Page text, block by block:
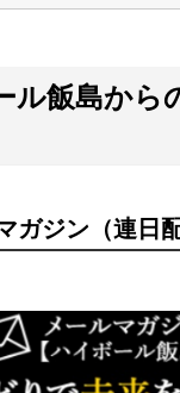
ル飯島から
ガジン（連日